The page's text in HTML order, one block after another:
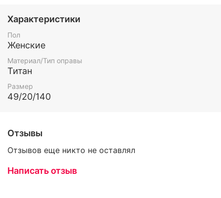
Характеристики
Пол
Женские
Материал/Тип оправы
Титан
Размер
49/20/140
Отзывы
Отзывов еще никто не оставлял
Написать отзыв